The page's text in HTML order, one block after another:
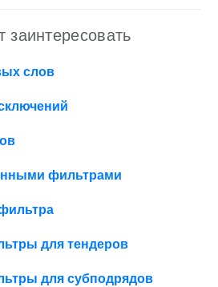
заинтересовать
слов
фильтрами
для тендеров
для субподрядов